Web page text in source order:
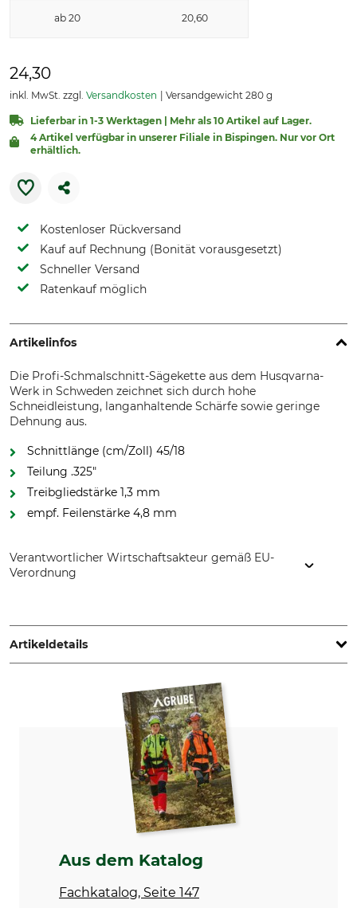
ab 20 20,60
24,30
inkl. MwSt. zzgl. Versandkosten Versandgewicht 280 g
Lieferbar in 1-3 Werktagen | Mehr als 10 Artikel auf Lager.
4 Artikel verfügbar in unserer Filiale in Bispingen. Nur vor Ort
erhältlich.
Kostenloser Rückversand
Kauf auf Rechnung (Bonität vorausgesetzt)
Schneller Versand
Ratenkauf möglich
Artikelinfos
Die Profi-Schmalschnitt-Sägekette aus dem Husqvarna-
Werk in Schweden zeichnet sich durch hohe
Schneidleistung, langanhaltende Schärfe sowie geringe
Dehnung aus.
Schnittlänge (cm/Zoll) 45/18
Teilung .325"
Treibgliedstärke 1,3 mm
empf. Feilenstärke 4,8 mm
Verantwortlicher Wirtschaftsakteur gemäß EU-
Verordnung
www.husqvarnagroup.com
Artikeldetails
Schnittlänge
45 cm
Sicherheitstreibglied
Treibgliedstärke/Nutbreite
1,3 mm
Einstanzung Treibglied
33
Einstellung Schärfgerät
Feilhaltewinkel
4,8 mm
Aus dem Katalog
Fachkatalog, Seite 147